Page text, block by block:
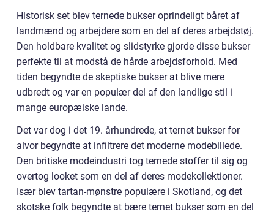
Historisk set blev ternede bukser oprindeligt båret af
landmænd og arbejdere som en del af deres arbejdstøj.
Den holdbare kvalitet og slidstyrke gjorde disse bukser
perfekte til at modstå de hårde arbejdsforhold. Med
tiden begyndte de skeptiske bukser at blive mere
udbredt og var en populær del af den landlige stil i
mange europæiske lande.
Det var dog i det 19. århundrede, at ternet bukser for
alvor begyndte at infiltrere det moderne modebillede.
Den britiske modeindustri tog ternede stoffer til sig og
overtog looket som en del af deres modekollektioner.
Især blev tartan-mønstre populære i Skotland, og det
skotske folk begyndte at bære ternet bukser som en del